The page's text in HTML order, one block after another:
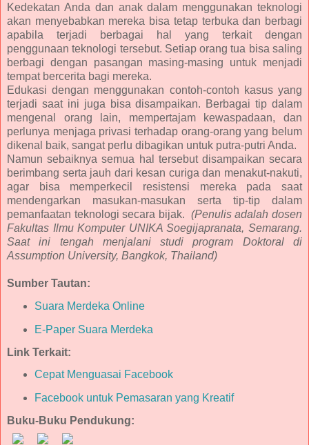
Kedekatan Anda dan anak dalam menggunakan teknologi
akan menyebabkan mereka bisa tetap terbuka dan berbagi
apabila terjadi berbagai hal yang terkait dengan
penggunaan teknologi tersebut. Setiap orang tua bisa saling
berbagi dengan pasangan masing-masing untuk menjadi
tempat bercerita bagi mereka.
Edukasi dengan menggunakan contoh-contoh kasus yang
terjadi saat ini juga bisa disampaikan. Berbagai tip dalam
mengenal orang lain, mempertajam kewaspadaan, dan
perlunya menjaga privasi terhadap orang-orang yang belum
dikenal baik, sangat perlu dibagikan untuk putra-putri Anda.
Namun sebaiknya semua hal tersebut disampaikan secara
berimbang serta jauh dari kesan curiga dan menakut-nakuti,
agar bisa memperkecil resistensi mereka pada saat
mendengarkan masukan-masukan serta tip-tip dalam
pemanfaatan teknologi secara bijak. (Penulis adalah dosen
Fakultas Ilmu Komputer UNIKA Soegijapranata, Semarang.
Saat ini tengah menjalani studi program Doktoral di
Assumption University, Bangkok, Thailand)
Sumber Tautan:
Suara Merdeka Online
E-Paper Suara Merdeka
Link Terkait:
Cepat Menguasai Facebook
Facebook untuk Pemasaran yang Kreatif
Buku-Buku Pendukung: